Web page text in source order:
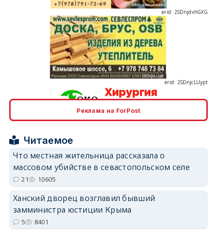
erid: 2SDnjcrDNw6
Реклама на ForPost
Читаемое
Что местная жительница рассказала о
массовом убийстве в севастопольском селе
21 10605
Ханский дворец возглавил бывший
замминистра юстиции Крыма
5 8401